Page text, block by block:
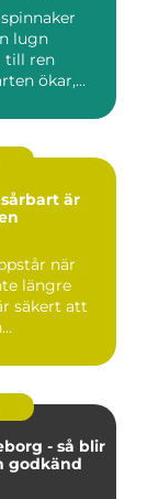
lugn
till ren
ökar,
när
längre
säkert att
- så blir
godkänd